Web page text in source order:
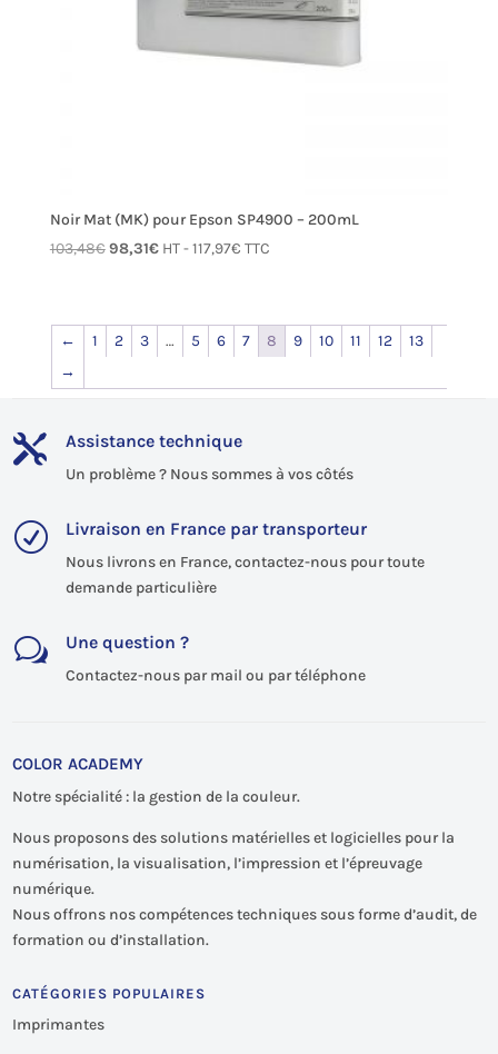
Noir Mat (MK) pour Epson SP4900 – 200mL
103,48€Le
était :
103,48€.
98,31€Le
est :
98,31€.
HT -117,97€ TTC
← 1 2 3 … 5 6 7 8 9 10 11 12
13
→
 Assistance technique
Un problème ? Nous sommes à vos côtés
R Livraison en France par transporteur
Nous livrons en France, contactez-nous pour toute
demande particulière
w Une question ?
Contactez-nous par mail ou par téléphone
COLOR ACADEMY
Notre spécialité : la gestion de la couleur.
Nous proposons des solutions matérielles et logicielles pour la
numérisation, la visualisation, l’impression et l’épreuvage
numérique.
Nous offrons nos compétences techniques sous forme d’audit, de
formation ou d’installation.
CATÉGORIES POPULAIRES
Imprimantes